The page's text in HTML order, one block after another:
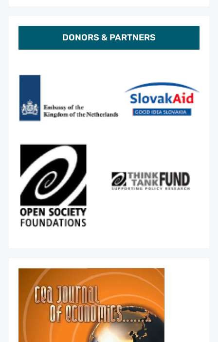
DONORS & PARTNERS